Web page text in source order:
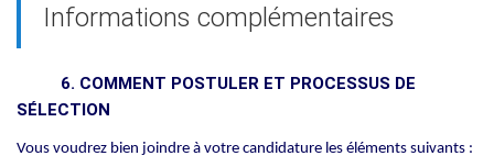
Informations complémentaires
6. COMMENT POSTULER ET PROCESSUS DE
SÉLECTION
Vous voudrez bien joindre à votre candidature les éléments suivants :